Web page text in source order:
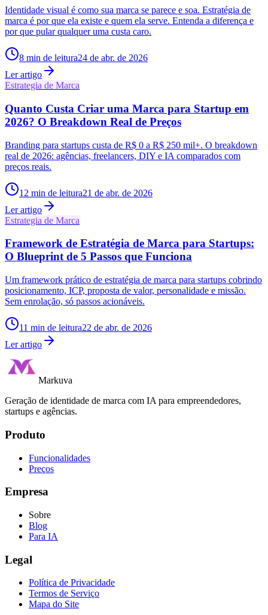
Identidade visual é como sua marca se parece e soa. Estratégia de
marca é por que ela existe e quem ela serve. Entenda a diferença e
por que pular qualquer uma custa caro.
8 min de leitura24 de abr. de 2026
Ler artigo
Estrategia de Marca
Quanto Custa Criar uma Marca para Startup em
2026? O Breakdown Real de Preços
Branding para startups custa de R$ 0 a R$ 250 mil+. O breakdown
real de 2026: agências, freelancers, DIY e IA comparados com
preços reais.
12 min de leitura21 de abr. de 2026
Ler artigo
Estrategia de Marca
Framework de Estratégia de Marca para Startups:
O Blueprint de 5 Passos que Funciona
Um framework prático de estratégia de marca para startups cobrindo
posicionamento, ICP, proposta de valor, personalidade e missão.
Sem enrolação, só passos acionáveis.
11 min de leitura22 de abr. de 2026
Ler artigo
Markuva
Geração de identidade de marca com IA para empreendedores,
startups e agências.
Produto
Funcionalidades
Preços
Empresa
Sobre
Blog
Para IA
Legal
Política de Privacidade
Termos de Serviço
Mapa do Site